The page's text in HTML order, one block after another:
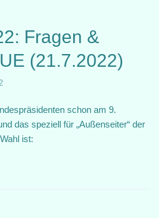
Fragen &
(21.7.2022)
schon am 9.
das speziell für „Außenseiter“ der
ist: